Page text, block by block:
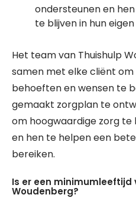
ondersteunen en
te blijven in hun eigen
Het team van Thuishulp
samen met elke cliënt om
behoeften en wensen te
gemaakt zorgplan te
om hoogwaardige zorg te
en hen te helpen een
bereiken.
Is er een minimumleeftijd
Woudenberg?